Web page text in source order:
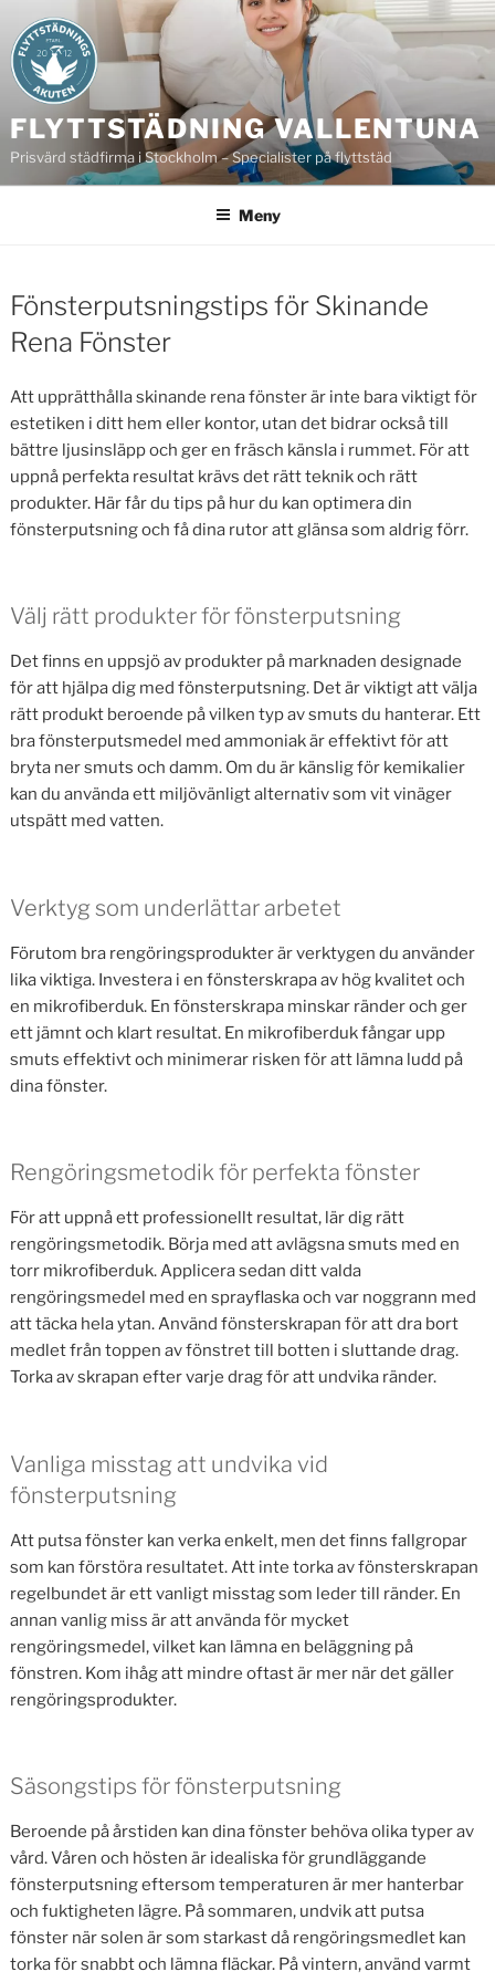
Hoppa
till
innehåll
FLYTTSTÄDNING VALLENTUNA
Prisvärd städfirma i Stockholm – Specialister på flyttstäd
Meny
Fönsterputsningstips för Skinande
Rena Fönster
Att upprätthålla skinande rena fönster är inte bara viktigt för
estetiken i ditt hem eller kontor, utan det bidrar också till
bättre ljusinsläpp och ger en fräsch känsla i rummet. För att
uppnå perfekta resultat krävs det rätt teknik och rätt
produkter. Här får du tips på hur du kan optimera din
fönsterputsning och få dina rutor att glänsa som aldrig förr.
Välj rätt produkter för fönsterputsning
Det finns en uppsjö av produkter på marknaden designade
för att hjälpa dig med fönsterputsning. Det är viktigt att välja
rätt produkt beroende på vilken typ av smuts du hanterar. Ett
bra fönsterputsmedel med ammoniak är effektivt för att
bryta ner smuts och damm. Om du är känslig för kemikalier
kan du använda ett miljövänligt alternativ som vit vinäger
utspätt med vatten.
Verktyg som underlättar arbetet
Förutom bra rengöringsprodukter är verktygen du använder
lika viktiga. Investera i en fönsterskrapa av hög kvalitet och
en mikrofiberduk. En fönsterskrapa minskar ränder och ger
ett jämnt och klart resultat. En mikrofiberduk fångar upp
smuts effektivt och minimerar risken för att lämna ludd på
dina fönster.
Rengöringsmetodik för perfekta fönster
För att uppnå ett professionellt resultat, lär dig rätt
rengöringsmetodik. Börja med att avlägsna smuts med en
torr mikrofiberduk. Applicera sedan ditt valda
rengöringsmedel med en sprayflaska och var noggrann med
att täcka hela ytan. Använd fönsterskrapan för att dra bort
medlet från toppen av fönstret till botten i sluttande drag.
Torka av skrapan efter varje drag för att undvika ränder.
Vanliga misstag att undvika vid
fönsterputsning
Att putsa fönster kan verka enkelt, men det finns fallgropar
som kan förstöra resultatet. Att inte torka av fönsterskrapan
regelbundet är ett vanligt misstag som leder till ränder. En
annan vanlig miss är att använda för mycket
rengöringsmedel, vilket kan lämna en beläggning på
fönstren. Kom ihåg att mindre oftast är mer när det gäller
rengöringsprodukter.
Säsongstips för fönsterputsning
Beroende på årstiden kan dina fönster behöva olika typer av
vård. Våren och hösten är idealiska för grundläggande
fönsterputsning eftersom temperaturen är mer hanterbar
och fuktigheten lägre. På sommaren, undvik att putsa
fönster när solen är som starkast då rengöringsmedlet kan
torka för snabbt och lämna fläckar. På vintern, använd varmt